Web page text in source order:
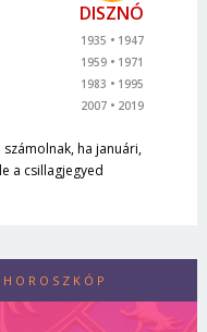
DISZNÓ
1935
1947
1959
1971
1983
1995
2007
2019
ha januári,
a csillagjegyed